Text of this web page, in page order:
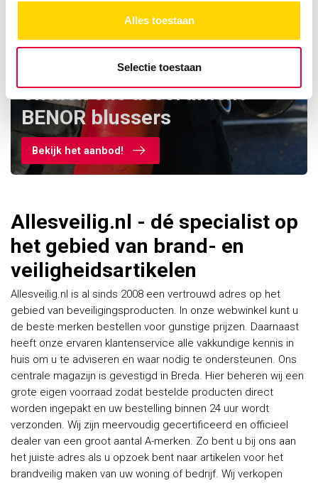
Alles toestaan
Selectie toestaan
Ontdek ons assortiment
BENOR blussers
Bekijk het aanbod!
Allesveilig.nl - dé specialist op
het gebied van brand- en
veiligheidsartikelen
Allesveilig.nl is al sinds 2008 een vertrouwd adres op het
gebied van beveiligingsproducten. In onze webwinkel kunt u
de beste merken bestellen voor gunstige prijzen. Daarnaast
heeft onze ervaren klantenservice alle vakkundige kennis in
huis om u te adviseren en waar nodig te ondersteunen. Ons
centrale magazijn is gevestigd in Breda. Hier beheren wij een
grote eigen voorraad zodat bestelde producten direct
worden ingepakt en uw bestelling binnen 24 uur wordt
verzonden. Wij zijn meervoudig gecertificeerd en officieel
dealer van een groot aantal A-merken. Zo bent u bij ons aan
het juiste adres als u opzoek bent naar artikelen voor het
brandveilig maken van uw woning of bedrijf. Wij verkopen